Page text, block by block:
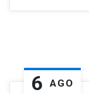
6 AGO